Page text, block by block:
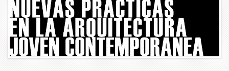
Medios
Contacto
Buscar: